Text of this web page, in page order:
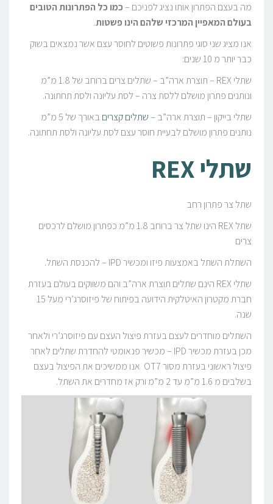
מה בעצם הפתרון אותו נציג לפניכם –כמו כל הפתרונות הטובים
בעולם המאפיין המרכזי שלהם הינו פשטות.
אנו מציג שני סוגי פתרונות פשוטים לחוסר עצם אשר נמצאים בשוק
כבר יותר מ 10 שנים:
שתלי REX – תוצרת ארה”ב – שתלים צרים ברוחב של 1.8 מ”מ
ונותנים פתרון מושלם ללסת צרה – לסת עליונה ולסת תחתונה.
שתלי בייקון – תוצרת ארה”ב –שתלים קצרים
באורך של 5 מ”מ
נותנים פתרון מושלם לבעיית חוסר עצם לסת עליונה ולסת תחתונה.
שתלי REX
שתל צר פתרון רחב
שתל REX הינו שתל צר ברוחב 1.8 מ”מ כפתרון מושלם לרכסים
צרים
השתלת השתל באמצעות פיזו ומכשיר IPD – להכנסת השתל.
שתלי REX הינם שתלים תוצרת ארה”ב והם משווקים בעולם בעזרת
חברת מקטרון האיטלקית הידועה בפיתוח של פיזוסרג’רי מעל 15
שנה.
השתלים מוחדרים לעצם בעזרת פיצול העצם עם פיזוסרג’רי ולאחר
מכן בעזרת מכשיר IPD – מכשיר פנאומטי להחדרת שתלים לאחר
פיצול ראשוני בעזרת מסור OT7 אנו ממשיכים את הפיצול בעצם
בשלבים מ 1.6 מ”מ עד 2 מ”מ ורק אז מחדרים את השתל.